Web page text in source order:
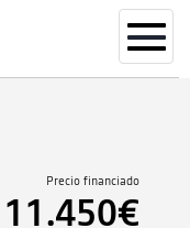
Precio financiado
11.450€